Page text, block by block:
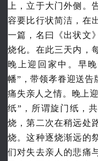
上，立于大门外侧。
容要比行状简洁，在
一篇，名曰《出状文
烧化。在此三天内，
晚上迎回家中。早
幡”，带领孝眷迎送告
痛失亲人之情。晚上
纸”，所谓旋门纸，
烧，第二次在稍远处
烧。这种逐烧渐远的
们对失去亲人的悲痛